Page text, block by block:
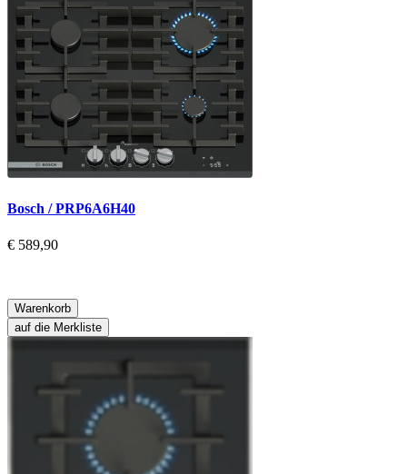
Bosch / PRP6A6H40
€ 589,90
Warenkorb
auf die Merkliste